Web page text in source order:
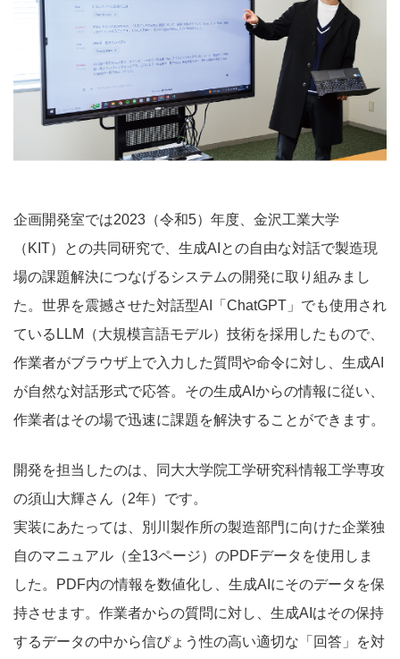
企画開発室では2023（令和5）年度、金沢工業大学
（KIT）との共同研究で、生成AIとの自由な対話で製造現
場の課題解決につなげるシステムの開発に取り組みまし
た。世界を震撼させた対話型AI「ChatGPT」でも使用され
ているLLM（大規模言語モデル）技術を採用したもので、
作業者がブラウザ上で入力した質問や命令に対し、生成AI
が自然な対話形式で応答。その生成AIからの情報に従い、
作業者はその場で迅速に課題を解決することができます。
開発を担当したのは、同大大学院工学研究科情報工学専攻
の須山大輝さん（2年）です。
実装にあたっては、別川製作所の製造部門に向けた企業独
自のマニュアル（全13ページ）のPDFデータを使用しま
した。PDF内の情報を数値化し、生成AIにそのデータを保
持させます。作業者からの質問に対し、生成AIはその保持
するデータの中から信ぴょう性の高い適切な「回答」を対